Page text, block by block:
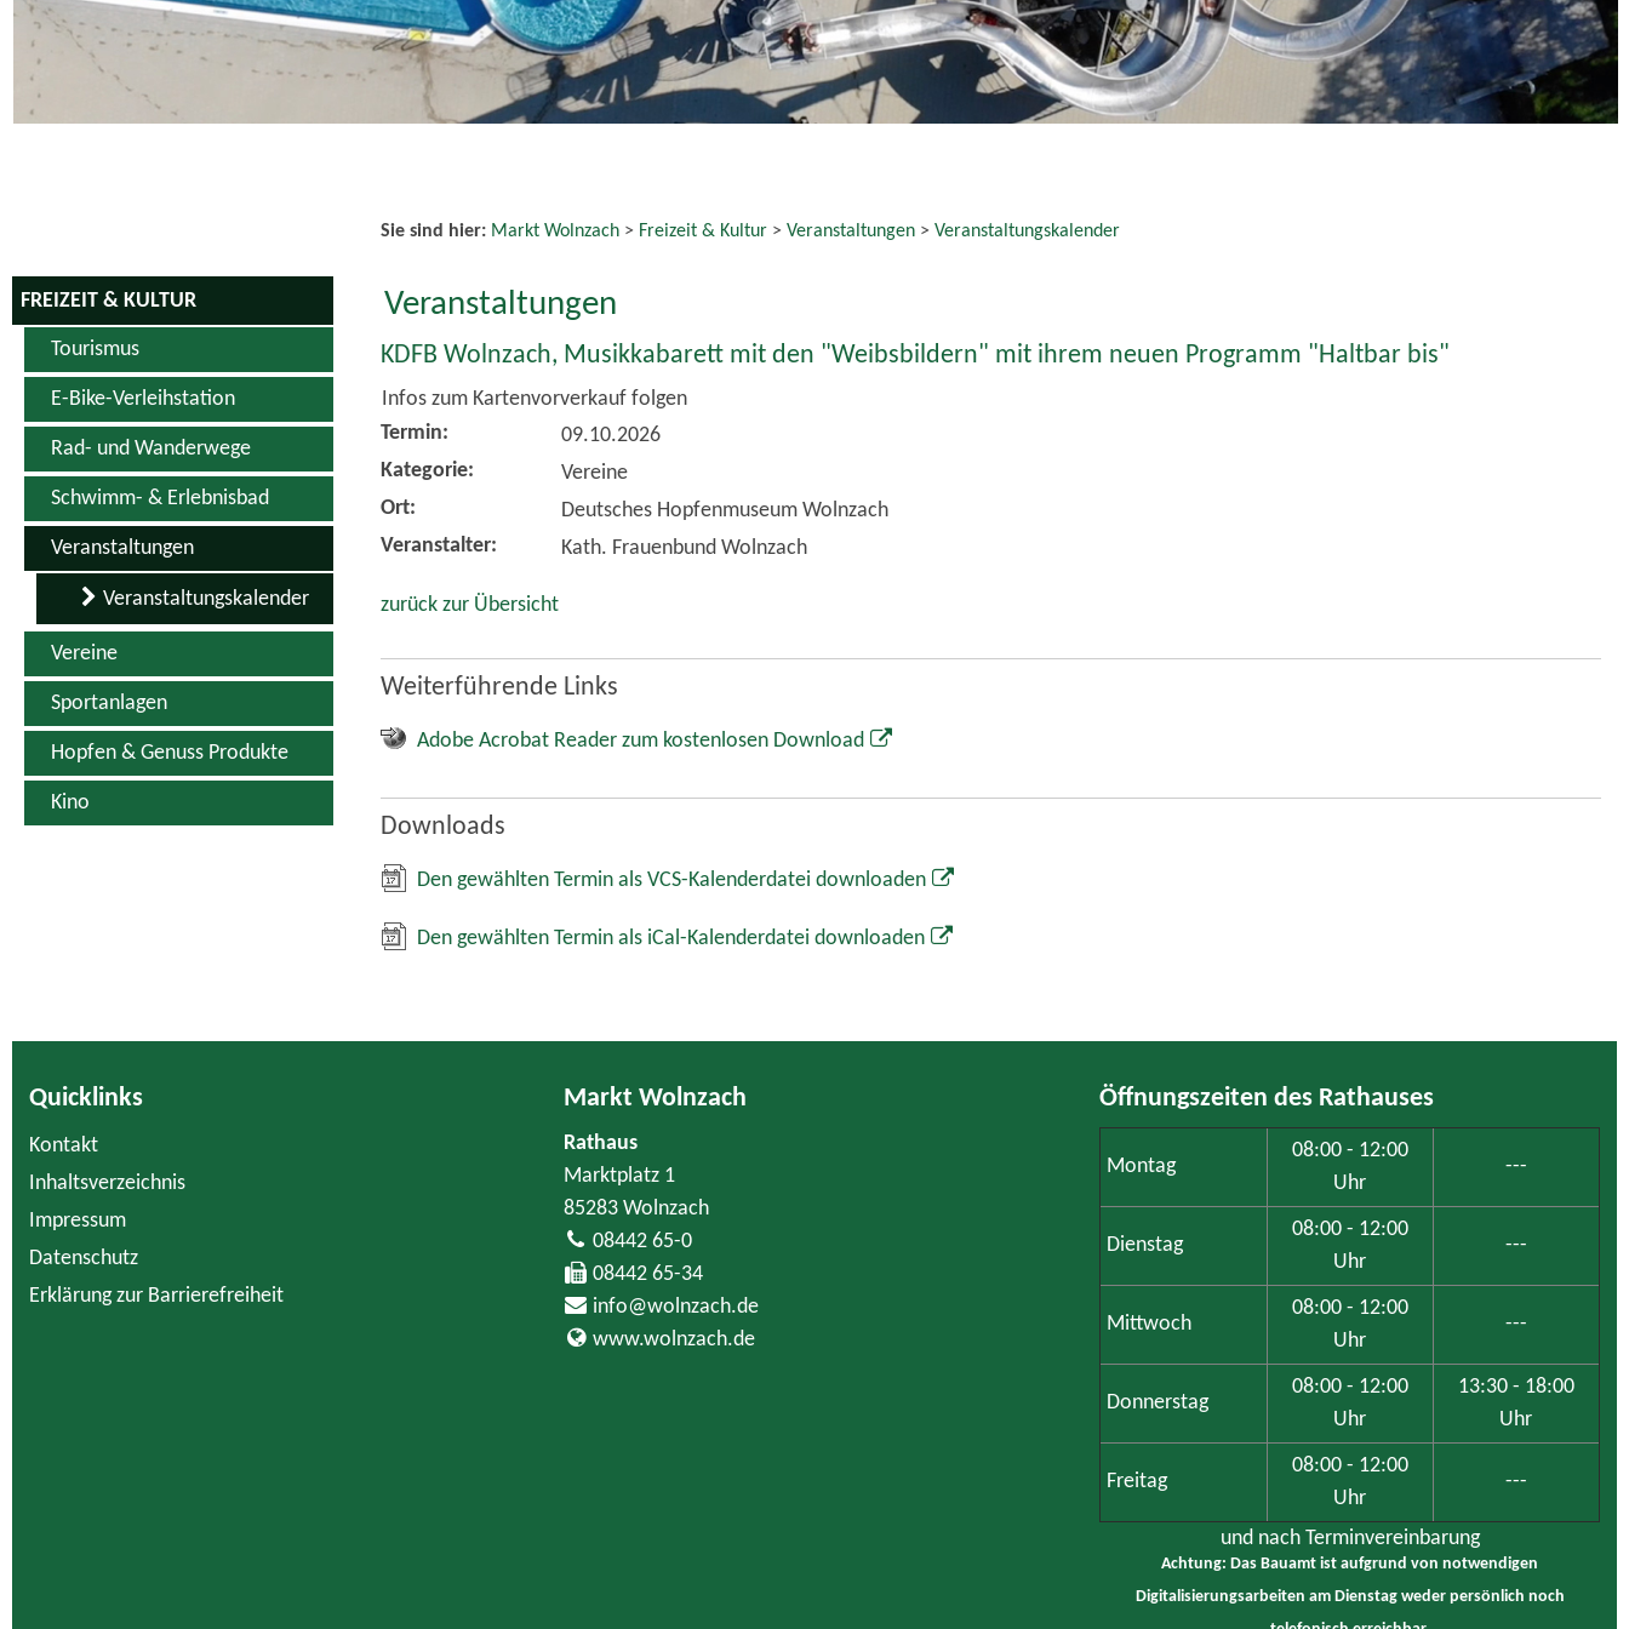
FREIZEIT & KULTUR
Tourismus
E-Bike-Verleihstation
Rad- und Wanderwege
Schwimm- & Erlebnisbad
Veranstaltungen
Veranstaltungskalender
Vereine
Sportanlagen
Hopfen & Genuss Produkte
Kino
Sie sind hier: Markt Wolnzach> Freizeit & Kultur> Veranstaltungen> Veranstaltungskalender
Veranstaltungen
KDFB Wolnzach, Musikkabarett mit den "Weibsbildern" mit ihrem neuen Programm "Haltbar bis"
Infos zum Kartenvorverkauf folgen
Termin:
09.10.2026
Kategorie:
Vereine
Ort:
Deutsches Hopfenmuseum Wolnzach
Veranstalter:
Kath. Frauenbund Wolnzach
zurück zur Übersicht
Weiterführende Links
Adobe Acrobat Reader zum kostenlosen Download
Downloads
Den gewählten Termin als VCS-Kalenderdatei downloaden
Den gewählten Termin als iCal-Kalenderdatei downloaden
Quicklinks
Kontakt
Inhaltsverzeichnis
Impressum
Datenschutz
Erklärung zur Barrierefreiheit
Markt Wolnzach
Rathaus
Marktplatz 1
85283 Wolnzach
08442 65-0
08442 65-34
info@wolnzach.de
www.wolnzach.de
Öffnungszeiten des Rathauses
Montag
08:00 - 12:00
Uhr
---
Dienstag
08:00 - 12:00
Uhr
---
Mittwoch
08:00 - 12:00
Uhr
---
Donnerstag
08:00 - 12:00
Uhr
13:30 - 18:00
Uhr
Freitag
08:00 - 12:00
Uhr
---
und nach Terminvereinbarung
Achtung: Das Bauamt ist aufgrund von notwendigen
Digitalisierungsarbeiten am Dienstag weder persönlich noch